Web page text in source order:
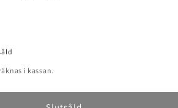
i kassan.